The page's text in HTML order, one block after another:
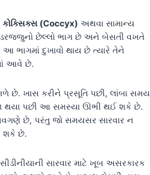
કોક્સિક્સ (Coccyx) અથવા સામાન્ય
છેલ્લો ભાગ છે અને બેસતી વખતે
ભાગમાં દુખાવો થાય છે ત્યારે તેને
આવે છે.
છે. ખાસ કરીને પ્રસૂતિ પછી, લાંબા સમય
થયા પછી આ સમસ્યા ઊભી થઈ શકે છે.
છે, પરંતુ જો સમયસર સારવાર ન
શકે છે.
સારવાર માટે ખૂબ અસરકારક